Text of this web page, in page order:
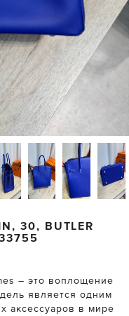
30, BUTLER
– это воплощение
является одним
аксессуаров в мире